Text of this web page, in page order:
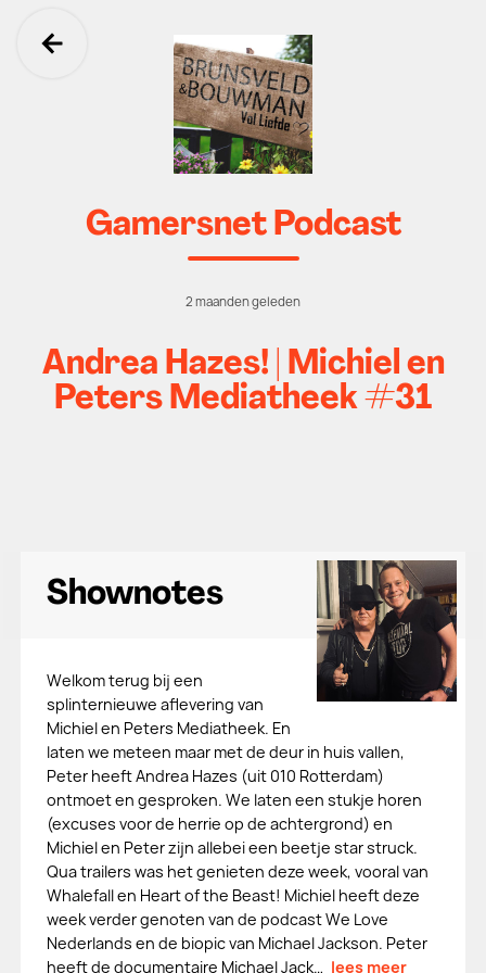
Ga terug
Gamersnet Podcast
2 maanden geleden
Andrea Hazes! | Michiel en
Peters Mediatheek #31
Shownotes
Welkom terug bij een
splinternieuwe aflevering van
Michiel en Peters Mediatheek. En
laten we meteen maar met de deur in huis vallen,
Peter heeft Andrea Hazes (uit 010 Rotterdam)
ontmoet en gesproken. We laten een stukje horen
(excuses voor de herrie op de achtergrond) en
Michiel en Peter zijn allebei een beetje star struck.
Qua trailers was het genieten deze week, vooral van
Whalefall en Heart of the Beast! Michiel heeft deze
week verder genoten van de podcast We Love
Nederlands en de biopic van Michael Jackson. Peter
heeft de documentaire Michael Jack… lees meer